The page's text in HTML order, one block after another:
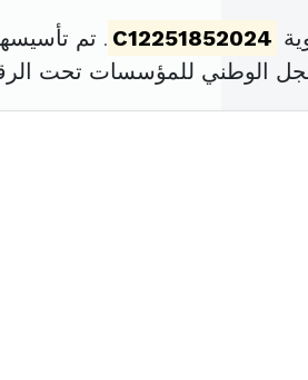
C12251852024 . تم تأسيسها في 19 أوت 2024
الوطني للمؤسسات تحت